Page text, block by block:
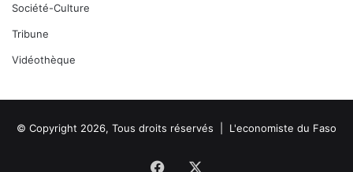
Société-Culture
Tribune
Vidéothèque
© Copyright 2026, Tous droits réservés | L'economiste du Faso
Facebook